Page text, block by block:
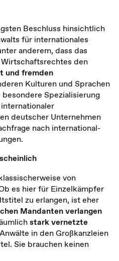
Beschluss hinsichtlich
für internationales
anderem, dass das
den
und fremden
Kulturen und Sprachen
Spezialisierung
deutscher Unternehmen
nach international-
von
es hier für Einzelkämpfer
zu erlangen, ist eher
Mandanten verlangen
stark vernetzte
in den Großkanzleien
Sie brauchen keinen